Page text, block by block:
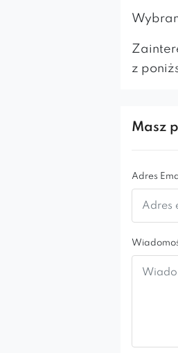
który z
Jego
krzesło
z
Masz
Adres